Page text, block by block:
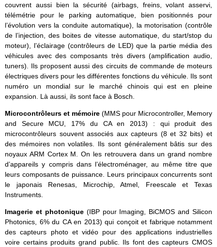
couvrent aussi bien la sécurité (airbags, freins, volant asservi,
télémétrie pour le parking automatique, bien positionnés pour
l’évolution vers la conduite automatique), la motorisation (contrôle
de l’injection, des boites de vitesse automatique, du start/stop du
moteur), l’éclairage (contrôleurs de LED) que la partie média des
véhicules avec des composants très divers (amplification audio,
tuners). Ils proposent aussi des circuits de commande de moteurs
électriques divers pour les différentes fonctions du véhicule. Ils sont
numéro un mondial sur le marché chinois qui est en pleine
expansion. Là aussi, ils sont face à Bosch.
Microcontrôleurs et mémoire (MMS pour Microcontroller, Memory
and Secure MCU, 17% du CA en 2013) : qui produit des
microcontrôleurs souvent associés aux capteurs (8 et 32 bits) et
des mémoires non volatiles. Ils sont généralement bâtis sur des
noyaux ARM Cortex M. On les retrouvera dans un grand nombre
d’appareils y compris dans l’électroménager, au même titre que
leurs composants de puissance. Leurs principaux concurrents sont
le japonais Renesas, Microchip, Atmel, Freescale et Texas
Instruments.
Imagerie et photonique (IBP pour Imaging, BiCMOS and Silicon
Photonics, 6% du CA en 2013) qui conçoit et fabrique notamment
des capteurs photo et vidéo pour des applications industrielles
voire certains produits grand public. Ils font des capteurs CMOS